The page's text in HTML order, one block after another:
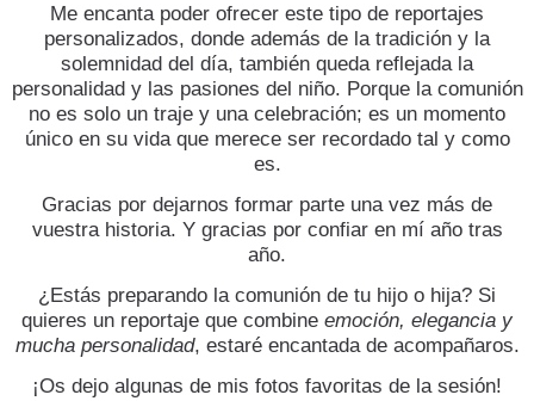
Me encanta poder ofrecer este tipo de reportajes
personalizados, donde además de la tradición y la
solemnidad del día, también queda reflejada la
personalidad y las pasiones del niño. Porque la comunión
no es solo un traje y una celebración; es un momento
único en su vida que merece ser recordado tal y como
es.
Gracias por dejarnos formar parte una vez más de
vuestra historia. Y gracias por confiar en mí año tras
año.
¿Estás preparando la comunión de tu hijo o hija? Si
quieres un reportaje que combine emoción, elegancia y
mucha personalidad, estaré encantada de acompañaros.
¡Os dejo algunas de mis fotos favoritas de la sesión!